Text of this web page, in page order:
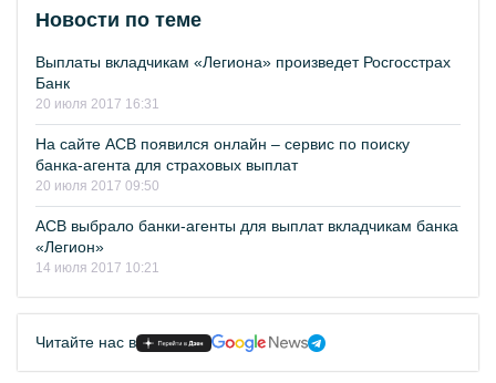
Новости по теме
Выплаты вкладчикам «Легиона» произведет Росгосстрах
Банк
20 июля 2017 16:31
На сайте АСВ появился онлайн – сервис по поиску
банка-агента для страховых выплат
20 июля 2017 09:50
АСВ выбрало банки-агенты для выплат вкладчикам банка
«Легион»
14 июля 2017 10:21
Читайте нас в